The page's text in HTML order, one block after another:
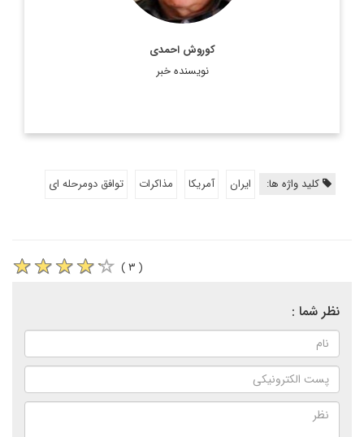
کوروش احمدی
نویسنده خبر
کلید واژه ها: ایران آمریکا مذاکرات توافق دومرحله ای
( ۳ )
نظر شما :